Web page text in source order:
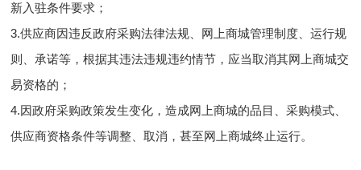
新入驻条件要求；
3.供应商因违反政府采购法律法规、网上商城管理制度、运行规
则、承诺等，根据其违法违规违约情节，应当取消其网上商城交
易资格的；
4.因政府采购政策发生变化，造成网上商城的品目、采购模式、
供应商资格条件等调整、取消，甚至网上商城终止运行。